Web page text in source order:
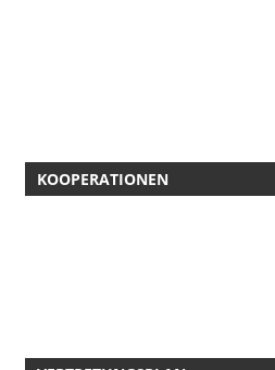
KOOPERATIONEN